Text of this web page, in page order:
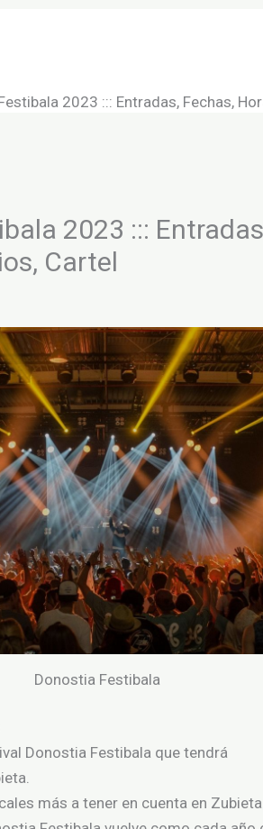
2023 ::: Entradas, Fechas,
2023 :::
Cartel
Donostia Festibala
Donostia Festibala que tendrá
más a tener en cuenta en